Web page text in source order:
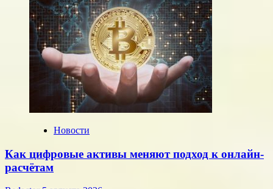
и
евро,
установленные
ЦБ
РФ
на
среду,
22
июля
2026
года
Новости
Как цифровые активы меняют подход к онлайн-
расчётам